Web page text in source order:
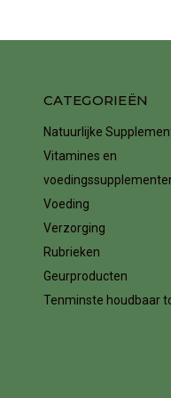
CATEGORIEËN
Natuurlijke
Vitamines en
Voeding
Verzorging
Rubrieken
Geurproducten
Tenminste houdbaar